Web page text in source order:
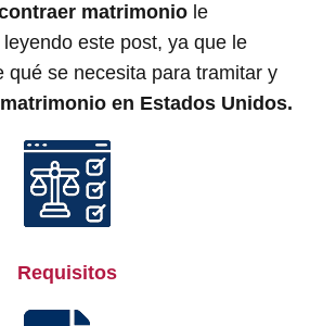
matrimonio le
este post, ya que le
qué se necesita para tramitar y
en Estados Unidos.
Requisitos